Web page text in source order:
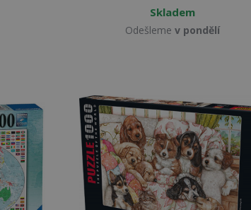
Skladem
Odešleme v pondělí